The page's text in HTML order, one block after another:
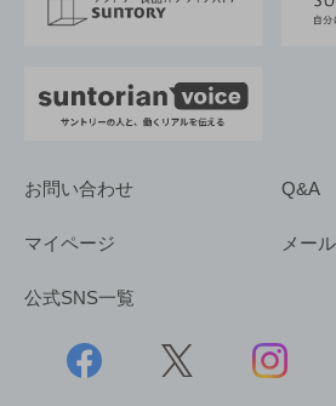
採用情報
お問い合わせ Q&A
マイページ メー
公式SNS一覧